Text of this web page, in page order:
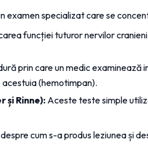
examen specializat care se
funcției tuturor nervilor
prin care un medic examinează
(hemotimpan).
și Rinne): Aceste teste simple
cum s-a produs leziunea și